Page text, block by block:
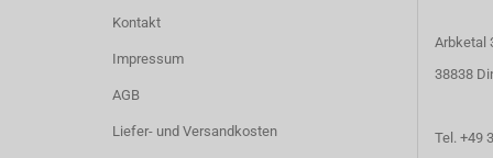
Kontakt
Impressum
AGB
Liefer- und Versandkosten
Arbketal
38838
Tel. +49